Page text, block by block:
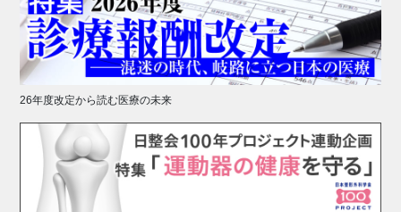
26年度改定から読む医療の未来